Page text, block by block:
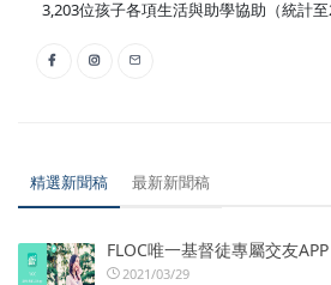
3,203位孩子各項生活與助學協助（統計至
精選新聞稿 最新新聞稿
FLOC唯一基督徒專屬交友
2021/03/29